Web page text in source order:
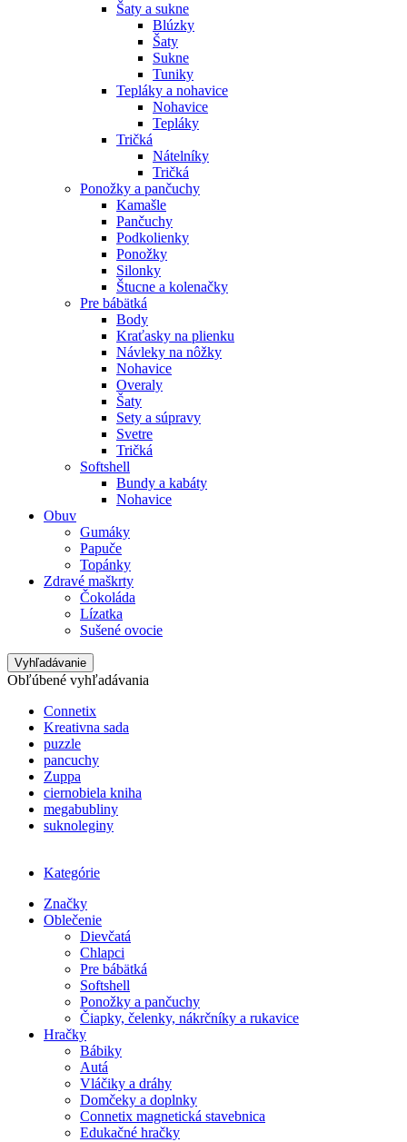
Šaty a sukne
Blúzky
Šaty
Sukne
Tuniky
Tepláky a nohavice
Nohavice
Tepláky
Tričká
Nátelníky
Tričká
Ponožky a pančuchy
Kamašle
Pančuchy
Podkolienky
Ponožky
Silonky
Štucne a kolenačky
Pre bábätká
Body
Kraťasky na plienku
Návleky na nôžky
Nohavice
Overaly
Šaty
Sety a súpravy
Svetre
Tričká
Softshell
Bundy a kabáty
Nohavice
Obuv
Gumáky
Papuče
Topánky
Zdravé maškrty
Čokoláda
Lízatka
Sušené ovocie
Vyhľadávanie
Obľúbené vyhľadávania
Connetix
Kreativna sada
puzzle
pancuchy
Zuppa
ciernobiela kniha
megabubliny
suknoleginy
Kategórie
Značky
Oblečenie
Dievčatá
Chlapci
Pre bábätká
Softshell
Ponožky a pančuchy
Čiapky, čelenky, nákrčníky a rukavice
Hračky
Bábiky
Autá
Vláčiky a dráhy
Domčeky a doplnky
Connetix magnetická stavebnica
Edukačné hračky